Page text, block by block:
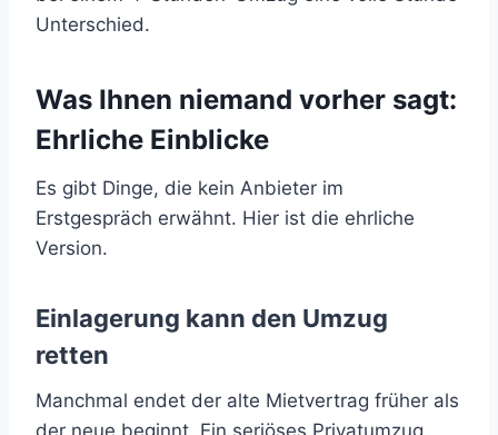
Unterschied.
Was Ihnen niemand vorher sagt:
Ehrliche Einblicke
Es gibt Dinge, die kein Anbieter im
Erstgespräch erwähnt. Hier ist die ehrliche
Version.
Einlagerung kann den Umzug
retten
Manchmal endet der alte Mietvertrag früher als
der neue beginnt. Ein seriöses Privatumzug